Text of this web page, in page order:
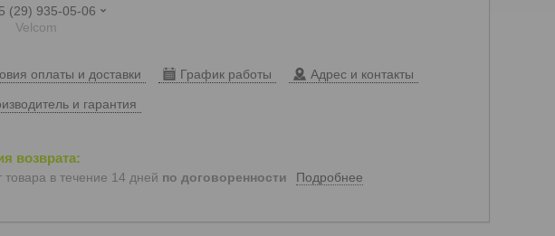
(29) 935-05-06
Velcom
оплаты и доставки График работы Адрес и контакты
и гарантия
товара в течение 14 дней по договоренности Подробнее